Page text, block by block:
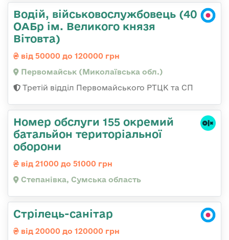
Водій, військовослужбовець (40
ОАБр ім. Великого князя
Вітовта)
від 50000 до 120000 грн
Первомайськ (Миколаївська обл.)
Третій відділ Первомайського РТЦК та СП
Номер обслуги 155 окремий
батальйон територіальної
оборони
від 21000 до 51000 грн
Степанівка, Сумська область
Стрілець-санітар
від 20000 до 120000 грн